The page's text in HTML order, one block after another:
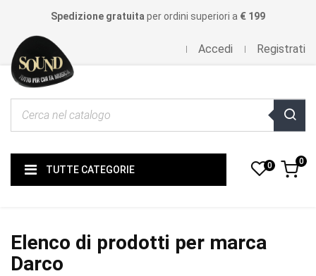
Spedizione gratuita per ordini superiori a € 199
Accedi Registrati
TUTTE CATEGORIE 0 0
Elenco di prodotti per marca
Darco